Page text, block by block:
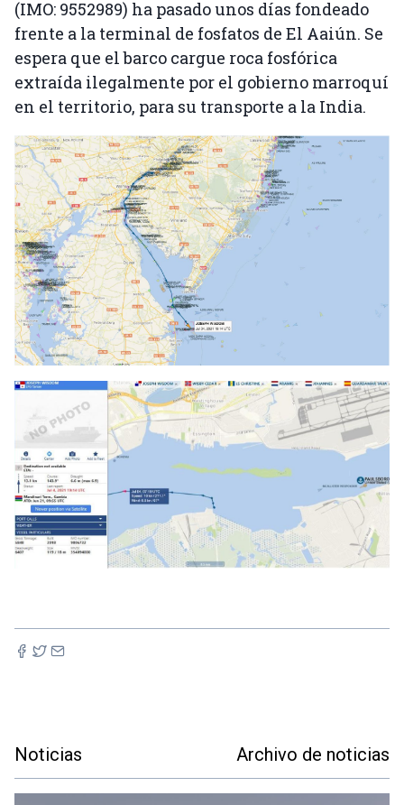
(IMO: 9552989) ha pasado unos días fondeado
frente a la terminal de fosfatos de El Aaiún. Se
espera que el barco cargue roca fosfórica
extraída ilegalmente por el gobierno marroquí
en el territorio, para su transporte a la India.
Noticias Archivo de noticias